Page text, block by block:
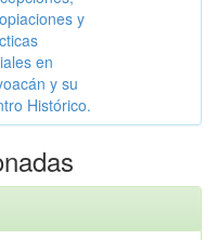
y
en
y su
Histórico.